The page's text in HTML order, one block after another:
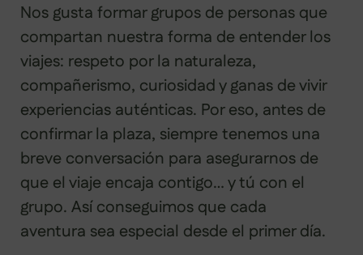
Nos gusta formar grupos de personas que
compartan nuestra forma de entender los
viajes: respeto por la naturaleza,
compañerismo, curiosidad y ganas de vivir
experiencias auténticas. Por eso, antes de
confirmar la plaza, siempre tenemos una
breve conversación para asegurarnos de
que el viaje encaja contigo… y tú con el
grupo. Así conseguimos que cada
aventura sea especial desde el primer día.